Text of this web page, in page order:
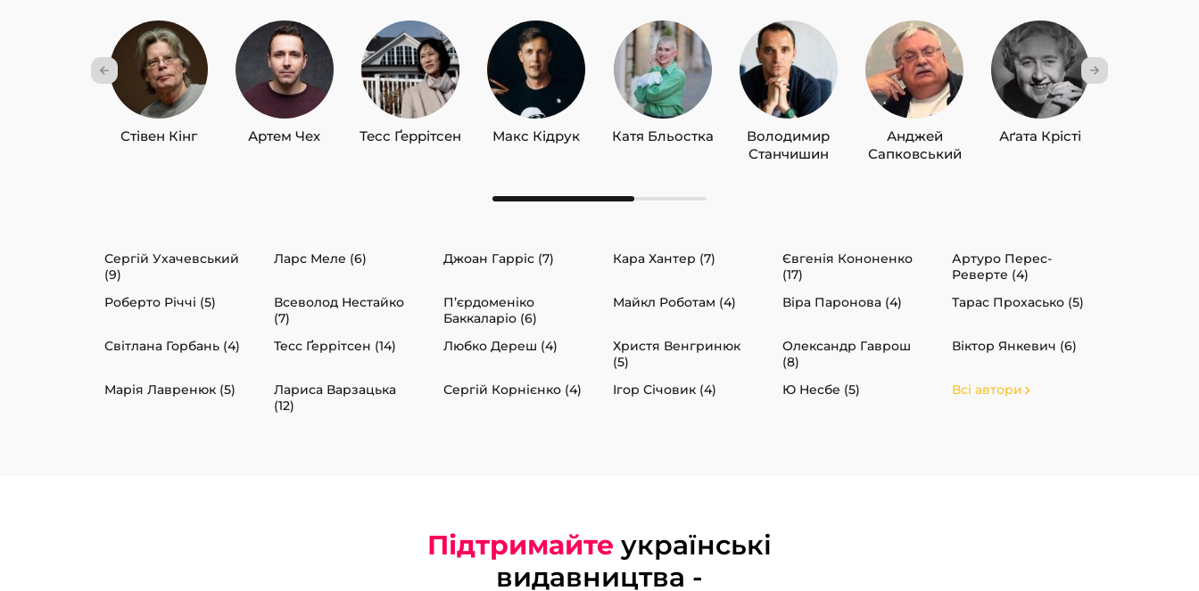
Стівен Кінг Артем Чех Тесс Ґеррітсен Макс Кідрук Катя Бльостка
Володимир
Станчишин
Анджей
Сапковський
Аґата Крісті
Сергій Ухачевський
(9)
Ларс Меле (6) Джоан Гарріс (7) Кара Хантер (7)
Євгенія Кононенко
(17)
Артуро Перес-
Реверте (4)
Роберто Річчі (5)
Всеволод Нестайко
(7)
П’єрдоменіко
Баккаларіо (6)
Майкл Роботам (4) Віра Паронова (4) Тарас Прохасько (5)
Світлана Горбань (4) Тесс Ґеррітсен (14) Любко Дереш (4)
Христя Венгринюк
(5)
Олександр Гаврош
(8)
Віктор Янкевич (6)
Марія Лавренюк (5)
Лариса Варзацька
(12)
Сергій Корнієнко (4) Ігор Січовик (4) Ю Несбе (5) Всі автори
Підтримайте українські
видавництва -